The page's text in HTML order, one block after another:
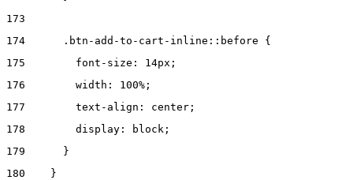
173
174
      .btn-add-to-cart-inline::before {
175
        font-size: 14px;
176
        width: 100%;
177
        text-align: center;
178
        display: block;
179
      }
180
    }